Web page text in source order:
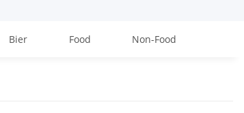
Bier Food Non-Food